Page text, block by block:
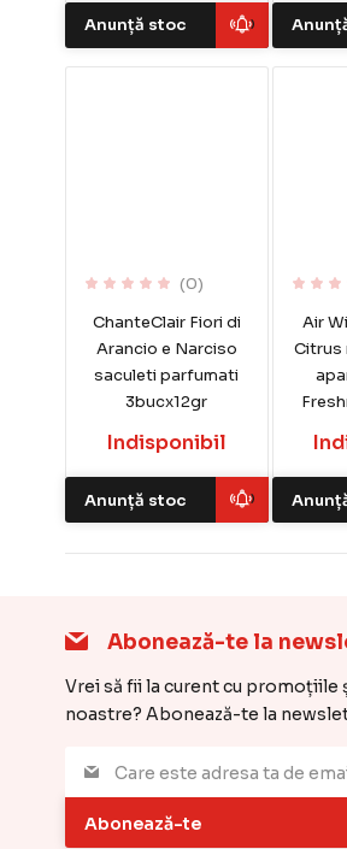
Anunță stoc
(0)
ChanteClair Fiori di
Arancio e Narciso
saculeti parfumati
3bucx12gr
Indisponibil
Anunță stoc
Air
Citrus
Abonează-te la
Vrei să fii la curent cu promoțiile
noastre? Abonează-te la
Abonează-te